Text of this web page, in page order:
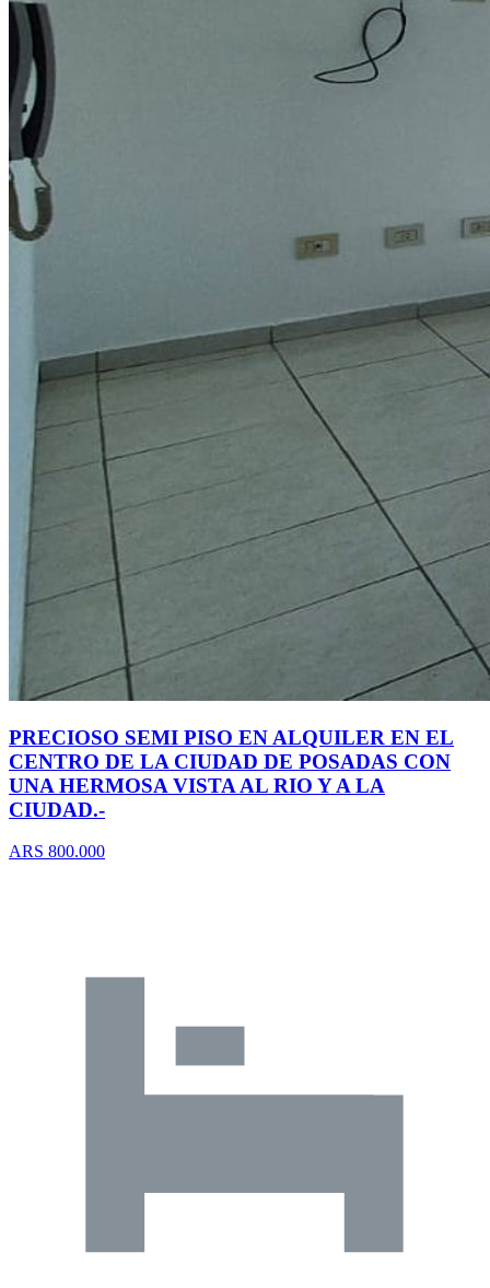
PRECIOSO SEMI PISO EN ALQUILER EN EL
CENTRO DE LA CIUDAD DE POSADAS CON
UNA HERMOSA VISTA AL RIO Y A LA
CIUDAD.-
ARS 800.000